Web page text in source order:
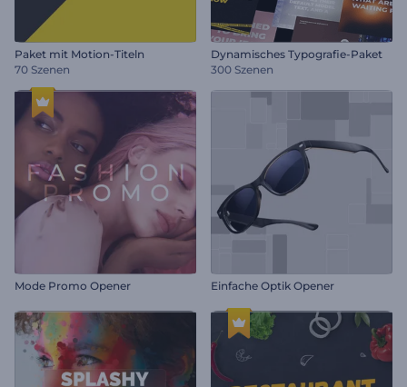
Paket mit Motion-Titeln
70 Szenen
Dynamisches Typografie-Paket
300 Szenen
Mode Promo Opener Einfache Optik Opener